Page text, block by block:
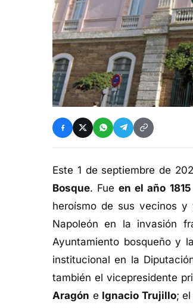
Este 1 de septiembre de
Bosque. Fueen el año
heroísmo de sus vecinos
Napoleón en la invasión
Ayuntamiento bosqueño y
institucional en la
también el vicepresidente
Aragón e Ignacio Trujillo; el